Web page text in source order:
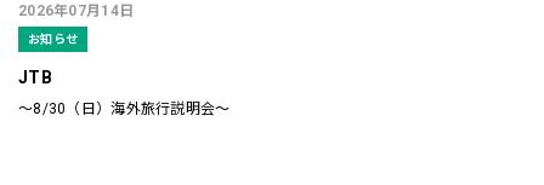
2026年07月14日
お知らせ
JTB
～8/30（日）海外旅行説明会～